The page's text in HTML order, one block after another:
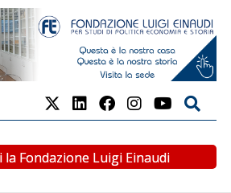
la Fondazione Luigi Einaudi